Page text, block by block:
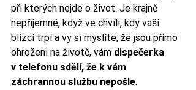
při kterých nejde o život. Je krajně
nepříjemné, když ve chvíli, kdy vaši
blízcí trpí a vy si myslíte, že jsou přímo
ohroženi na životě, vám dispečerka
v telefonu sdělí, že k vám
záchrannou službu nepošle.